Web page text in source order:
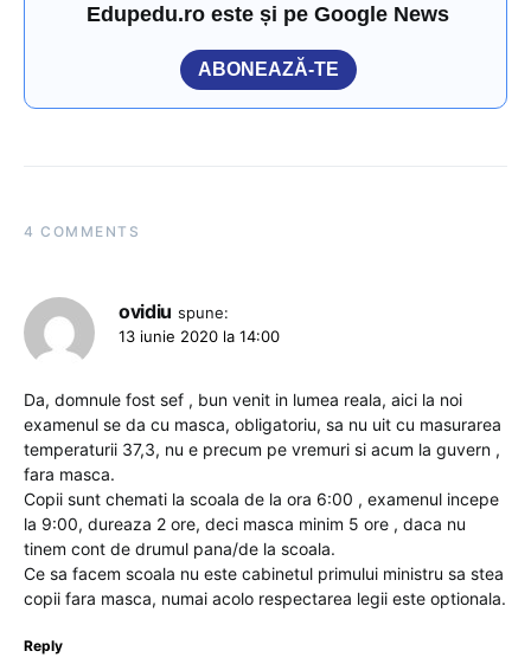
Edupedu.ro este și pe Google News
ABONEAZĂ-TE
4 COMMENTS
ovidiu spune:
13 iunie 2020 la 14:00
Da, domnule fost sef , bun venit in lumea reala, aici la noi
examenul se da cu masca, obligatoriu, sa nu uit cu masurarea
temperaturii 37,3, nu e precum pe vremuri si acum la guvern ,
fara masca.
Copii sunt chemati la scoala de la ora 6:00 , examenul incepe
la 9:00, dureaza 2 ore, deci masca minim 5 ore , daca nu
tinem cont de drumul pana/de la scoala.
Ce sa facem scoala nu este cabinetul primului ministru sa stea
copii fara masca, numai acolo respectarea legii este optionala.
Reply